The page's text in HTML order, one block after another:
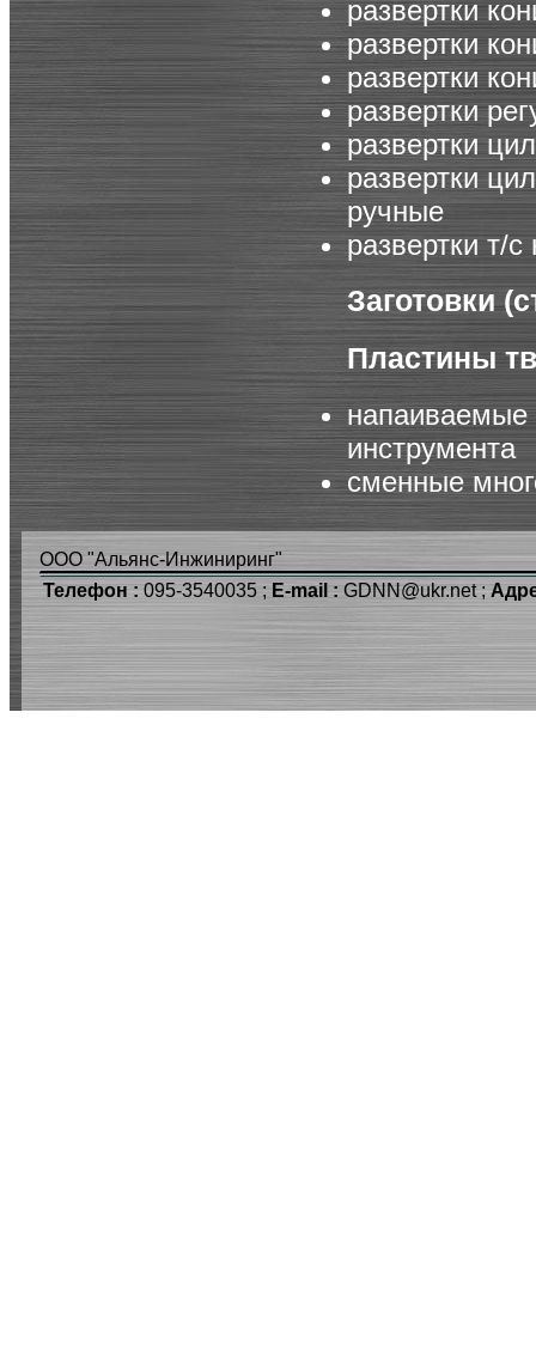
развертки
развертки
развертки
развертки
развертки
развертки
ручные
развертки т/
Заготовки
Пластины
напаиваемые
инструмента
сменные
ООО "Альянс-Инжиниринг"
Телефон : 095-3540035 ; E-mail : GDNN@ukr.net ;